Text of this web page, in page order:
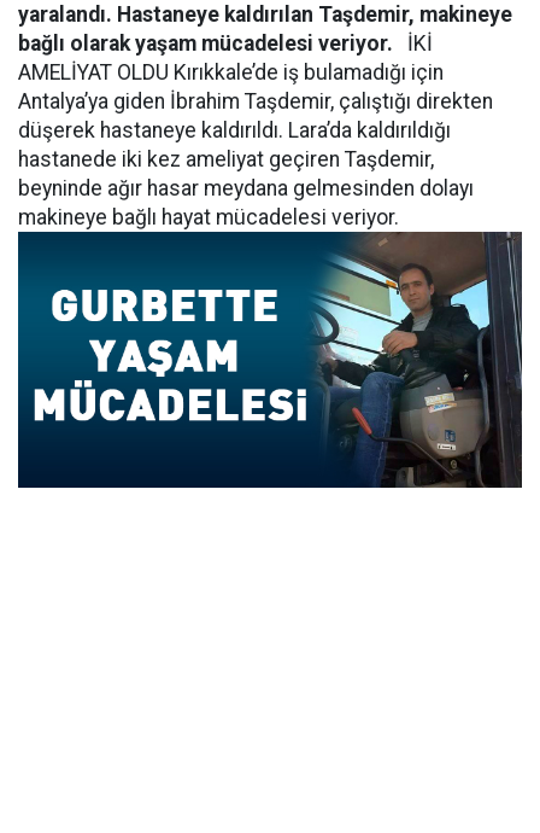
yaralandı. Hastaneye kaldırılan Taşdemir, makineye
bağlı olarak yaşam mücadelesi veriyor. İKİ
AMELİYAT OLDU Kırıkkale’de iş bulamadığı için
Antalya’ya giden İbrahim Taşdemir, çalıştığı direkten
düşerek hastaneye kaldırıldı. Lara’da kaldırıldığı
hastanede iki kez ameliyat geçiren Taşdemir,
beyninde ağır hasar meydana gelmesinden dolayı
makineye bağlı hayat mücadelesi veriyor.